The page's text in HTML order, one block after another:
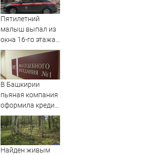
Пятилетний
малыш выпал из
окна 16-го этажа
в Казани
В Башкирии
пьяная компания
оформила кредит
на знакомого
Найден живым